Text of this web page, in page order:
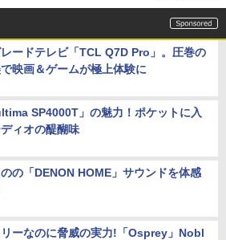
ードテレビ「TCL Q7D Pro」。圧巻の
映画＆ゲームが極上体験に
SP4000T」の魅力！ポケットに入
ィオの醍醐味
の「DENON HOME」サウンドを体感
ーなのに脅威の実力!「Osprey」Nobl